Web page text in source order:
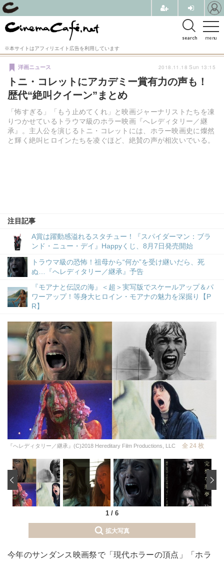
menu
search
※本サイトはアフィリエイト広告を利用しています
トニ・コレットにアカデミー賞有力の声も！
歴代“絶叫クイーン”まとめ
「怖すぎる」「もう止めてくれ」と映画ジャーナリストたちを凍
りつかせているトラウマ級のホラー映画『へレディタリー／継
承』。主人公を演じるトニ・コレットには、ホラー映画史に燦然
と輝く絶叫ヒロインたちを凌ぐほど、絶賛の声が相次いでいる。
洋画ニュース
注目記事
A賞は躍動感溢れるスタチュー！『スパイダーマン：ブラ
ンド・ニュー・デイ』Happyくじ、8月7日発売開始
トラウマ級の恐怖！祖母から“何か”を受け継いだら、死
ぬ…『へレディタリー／継承』予告
『モアナと伝説の海』＜超＞実写版でスケールアップ＆パ
ワーアップ！等身大ヒロイン・モアナの魅力を深掘り【P
R】
2018.11.18 Sun 13:15
『へレディタリー／継承』(C)2018 Hereditary Film Productions, LLC 全 24 枚
1 / 6
‹
拡大写真
今年のサンダンス映画祭で「現代ホラーの頂点」「ホラ